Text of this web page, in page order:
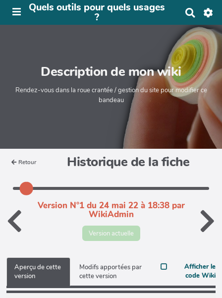
Quels outils pour quels usages
?
c
h
e
r
c
h
e
Description de mon wiki
Rendez-vous dans la roue crantée / gestion du site pour modifier ce
bandeau
Retour Historique de la fiche
Version N°1 du 24 mai 22 à 18:38 par
WikiAdmin
Version actuelle
Aperçu de cette
version
Modifs apportées par
cette version
Afficher le
code Wiki